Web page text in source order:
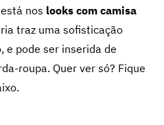
nos looks com camisa
traz uma sofisticação
e pode ser inserida de
roupa. Quer ver só? Fique